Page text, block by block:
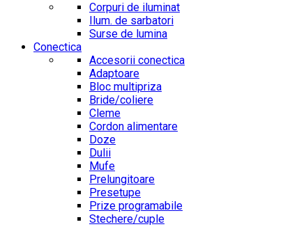
Corpuri de iluminat
Ilum. de sarbatori
Surse de lumina
Conectica
Accesorii conectica
Adaptoare
Bloc multipriza
Bride/coliere
Cleme
Cordon alimentare
Doze
Dulii
Mufe
Prelungitoare
Presetupe
Prize programabile
Stechere/cuple